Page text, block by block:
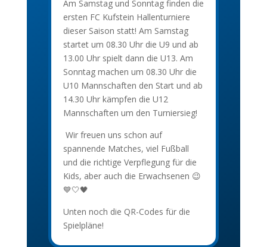
Am Samstag und Sonntag finden die
ersten FC Kufstein Hallenturniere
dieser Saison statt! Am Samstag
startet um 08.30 Uhr die U9 und ab
13.00 Uhr spielt dann die U13. Am
Sonntag machen um 08.30 Uhr die
U10 Mannschaften den Start und ab
14.30 Uhr kämpfen die U12
Mannschaften um den Turniersieg!
Wir freuen uns schon auf
spannende Matches, viel Fußball
und die richtige Verpflegung für die
Kids, aber auch die Erwachsenen 😉
💙🤍🖤
Unten noch die QR-Codes für die
Spielpläne!